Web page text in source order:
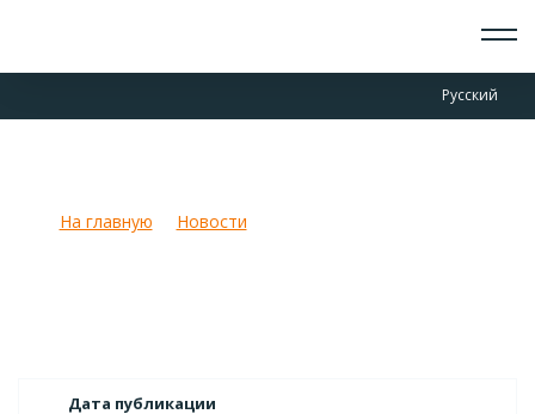
Русский
ДОКУМЕНТЫ
На главную Новости
Дата публикации